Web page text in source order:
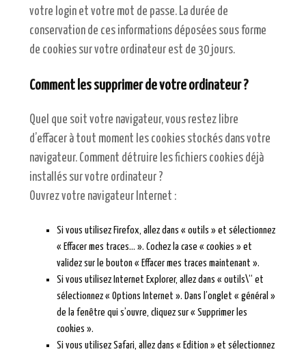
votre login et votre mot de passe. La durée de
conservation de ces informations déposées sous forme
de cookies sur votre ordinateur est de 30 jours.
Comment les supprimer de votre ordinateur ?
Quel que soit votre navigateur, vous restez libre
d’effacer à tout moment les cookies stockés dans votre
navigateur. Comment détruire les fichiers cookies déjà
installés sur votre ordinateur ?
Ouvrez votre navigateur Internet :
Si vous utilisez Firefox, allez dans « outils » et sélectionnez
« Effacer mes traces… ». Cochez la case « cookies » et
validez sur le bouton « Effacer mes traces maintenant ».
Si vous utilisez Internet Explorer, allez dans « outils\“ et
sélectionnez « Options Internet ». Dans l’onglet « général »
de la fenêtre qui s’ouvre, cliquez sur « Supprimer les
cookies ».
Si vous utilisez Safari, allez dans « Edition » et sélectionnez